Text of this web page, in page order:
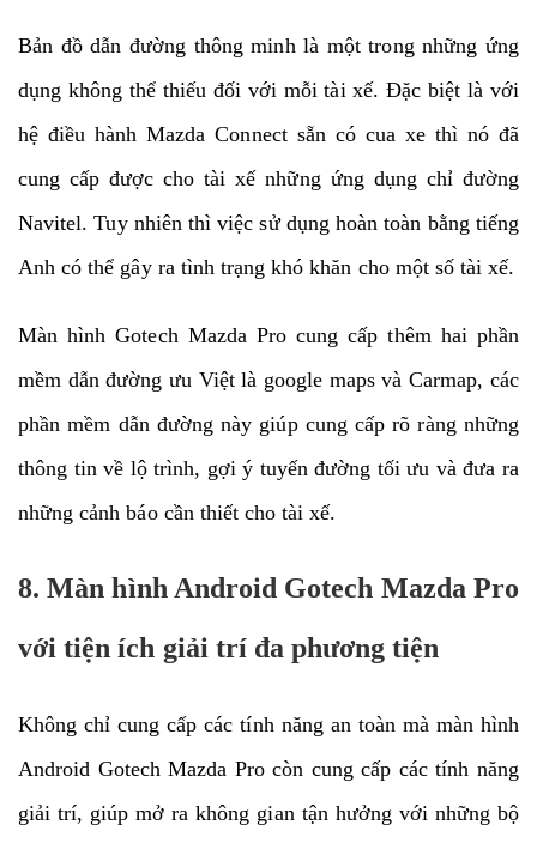
Bản đồ dẫn đường thông minh là một trong những ứng
dụng không thể thiếu đối với mỗi tài xế. Đặc biệt là với
hệ điều hành Mazda Connect sẵn có cua xe thì nó đã
cung cấp được cho tài xế những ứng dụng chỉ đường
Navitel. Tuy nhiên thì việc sử dụng hoàn toàn bằng tiếng
Anh có thể gây ra tình trạng khó khăn cho một số tài xế.
Màn hình Gotech Mazda Pro cung cấp thêm hai phần
mềm dẫn đường ưu Việt là google maps và Carmap, các
phần mềm dẫn đường này giúp cung cấp rõ ràng những
thông tin về lộ trình, gợi ý tuyến đường tối ưu và đưa ra
những cảnh báo cần thiết cho tài xế.
8. Màn hình Android Gotech Mazda Pro
với tiện ích giải trí đa phương tiện
Không chỉ cung cấp các tính năng an toàn mà màn hình
Android Gotech Mazda Pro còn cung cấp các tính năng
giải trí, giúp mở ra không gian tận hưởng với những bộ